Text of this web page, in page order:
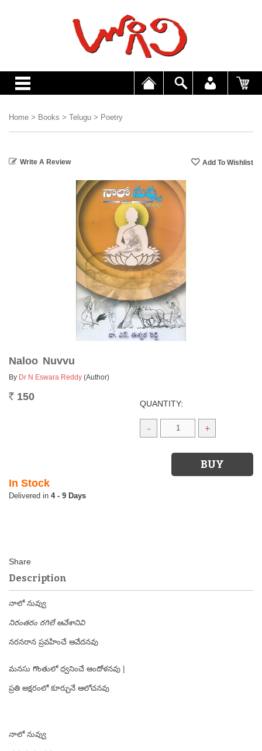
Home > Books > Telugu > Poetry
Write A Review
Naloo Nuvvu
By Dr N Eswara Reddy (Author)
Rs. 150
QUANTITY:
- +
In Stock
4 - 9 Days
Description
నాలో నువ్వు
నిరంతరం రగిలే ఆవేశానివి
నరనరాన ప్రవహించే ఆవేదనవు
మనసు గొంతులో ధ్వనించే ఆందోళనవు |
ప్రతి అక్షరంలో కూర్చునే ఆలోచనవు
నాలో నువ్వు